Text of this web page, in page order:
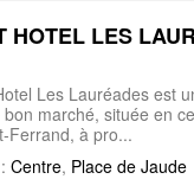
HOTEL LES
Les Lauréades est
bon marché, située en
Ferrand, à pro...
Centre, Place de Jaude